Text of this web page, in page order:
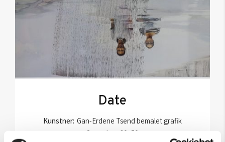
Date
Kunstner: Gan-Erdene Tsend bemalet grafik
Størrelse:
60×50